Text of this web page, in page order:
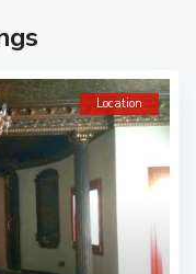
Location